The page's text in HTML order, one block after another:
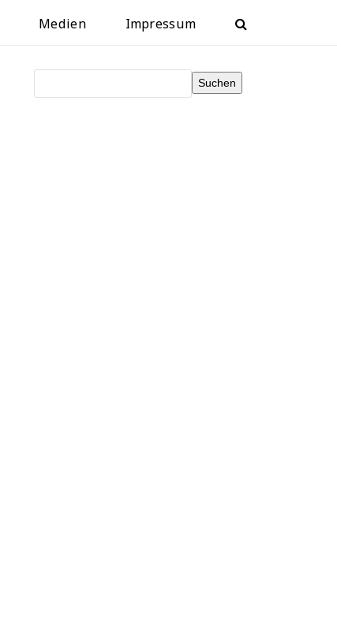
Medien Impressum
Suchen